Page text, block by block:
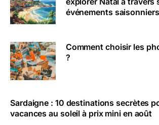
événements saisonniers
Comment choisir les
?
Sardaigne : 10 destinations secrètes
vacances au soleil à prix mini en août